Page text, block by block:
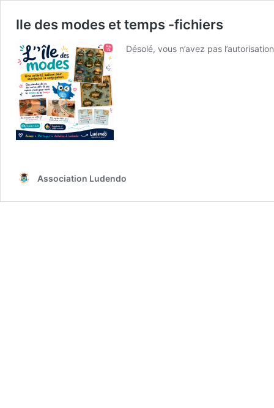
Ile des modes et temps -fichiers
Désolé, vous n’avez pas
Association Ludendo